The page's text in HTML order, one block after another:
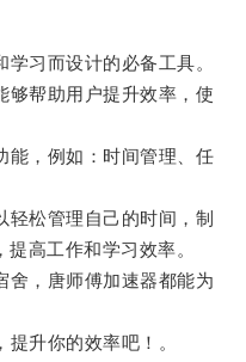
习而设计的必备工具。
帮助用户提升效率，使
，例如：时间管理、任
松管理自己的时间，制
高工作和学习效率。
，唐师傅加速器都能为
升你的效率吧！。